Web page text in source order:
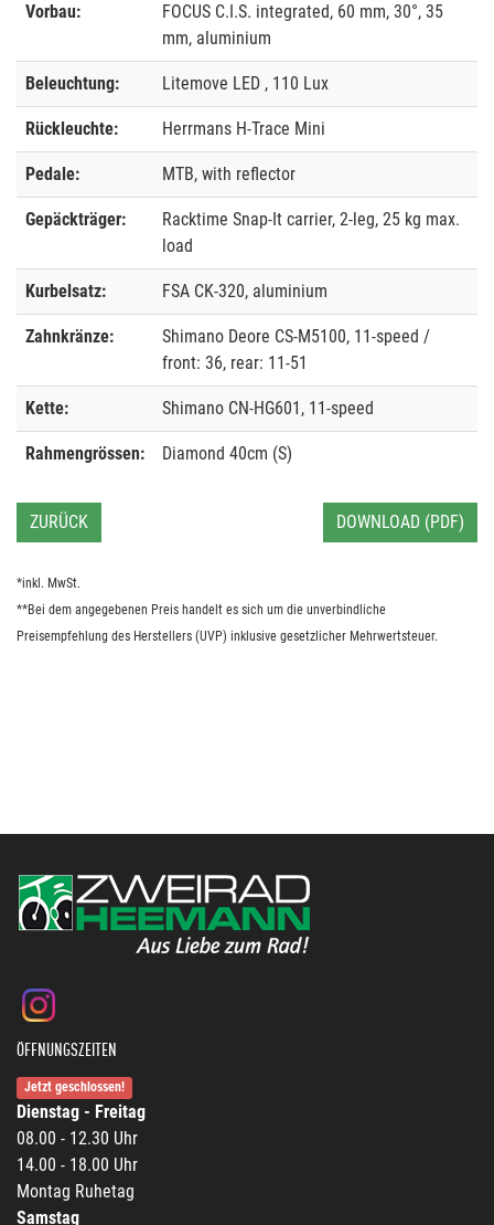
Vorbau:
FOCUS C.I.S. integrated, 60 mm, 30°, 35
mm, aluminium
Beleuchtung: Litemove LED , 110 Lux
Rückleuchte: Herrmans H-Trace Mini
Pedale: MTB, with reflector
Gepäckträger:
Racktime Snap-It carrier, 2-leg, 25 kg max.
load
Kurbelsatz: FSA CK-320, aluminium
Zahnkränze:
Shimano Deore CS-M5100, 11-speed /
front: 36, rear: 11-51
Kette: Shimano CN-HG601, 11-speed
Rahmengrössen: Diamond 40cm (S)
ZURÜCK DOWNLOAD (PDF)
*inkl. MwSt.
**Bei dem angegebenen Preis handelt es sich um die unverbindliche
Preisempfehlung des Herstellers (UVP) inklusive gesetzlicher Mehrwertsteuer.
ÖFFNUNGSZEITEN
Jetzt geschlossen!
Dienstag - Freitag
08.00 - 12.30 Uhr
14.00 - 18.00 Uhr
Montag Ruhetag
Samstag